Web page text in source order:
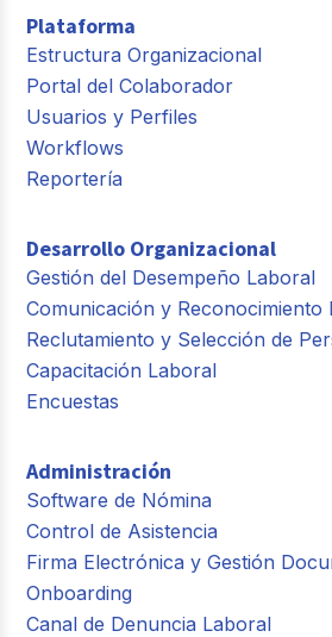
Plataforma
Estructura Organizacional
Portal del Colaborador
Usuarios y Perfiles
Workflows
Reportería
Desarrollo Organizacional
Gestión del Desempeño Laboral
Comunicación y Reconocimiento
Reclutamiento y Selección de
Capacitación Laboral
Encuestas
Administración
Software de Nómina
Control de Asistencia
Firma Electrónica y Gestión
Onboarding
Canal de Denuncia Laboral